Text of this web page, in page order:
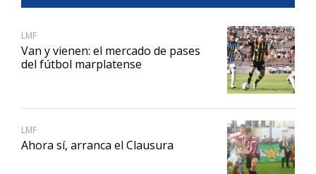
LMF
Van y vienen: el mercado de pases
del fútbol marplatense
LMF
Ahora sí, arranca el Clausura